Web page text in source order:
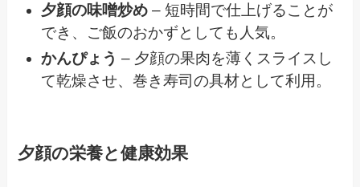
夕顔の味噌炒め– 短時間で仕上げることが
でき、ご飯のおかずとしても人気。
かんぴょう – 夕顔の果肉を薄くスライスし
て乾燥させ、巻き寿司の具材として利用。
夕顔の栄養と健康効果